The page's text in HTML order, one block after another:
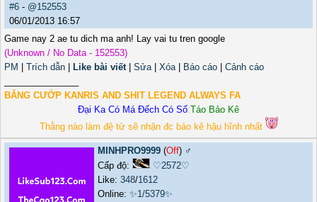
#6 - @152553
06/01/2013 16:57
Game nay 2 ae tu dich ma anh! Lay vai tu tren google
(Unknown / No Data - 152553)
PM
Trích dẫn Like bài viết| Sửa| Xóa| Báo cáo
Cảnh cáo
BĂNG CƯỚP KANRIS AND SHIT LEGEND ALWAYS FA
Đại Ka Có Má Đếch Có Số:Táo Bảo Kê
Thằng nào làm đệ tử sẽ nhận đc bảo kê hậu hĩnh nhất
MINHPRO9999 (Off) ♂️
Cấp độ:
♡2572♡
Like: 348/1612
Online: ✨1/5379✨